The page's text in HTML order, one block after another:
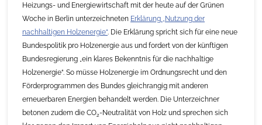
Heizungs- und Energiewirtschaft mit der heute auf der Grünen
Woche in Berlin unterzeichneten Erklärung „Nutzung der
nachhaltigen Holzenergie“. Die Erklärung spricht sich für eine neue
Bundespolitik pro Holzenergie aus und fordert von der künftigen
Bundesregierung „ein klares Bekenntnis für die nachhaltige
Holzenergie“. So müsse Holzenergie im Ordnungsrecht und den
Förderprogrammen des Bundes gleichrangig mit anderen
erneuerbaren Energien behandelt werden. Die Unterzeichner
betonen zudem die CO2-Neutralität von Holz und sprechen sich